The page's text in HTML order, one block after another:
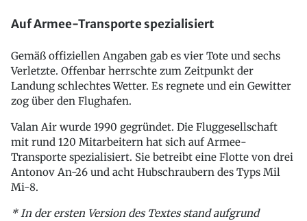
Auf Armee-Transporte spezialisiert
Gemäß offiziellen Angaben gab es vier Tote und sechs
Verletzte. Offenbar herrschte zum Zeitpunkt der
Landung schlechtes Wetter. Es regnete und ein Gewitter
zog über den Flughafen.
Valan Air wurde 1990 gegründet. Die Fluggesellschaft
mit rund 120 Mitarbeitern hat sich auf Armee-
Transporte spezialisiert. Sie betreibt eine Flotte von drei
Antonov An-26 und acht Hubschraubern des Typs Mil
Mi-8.
* In der ersten Version des Textes stand aufgrund